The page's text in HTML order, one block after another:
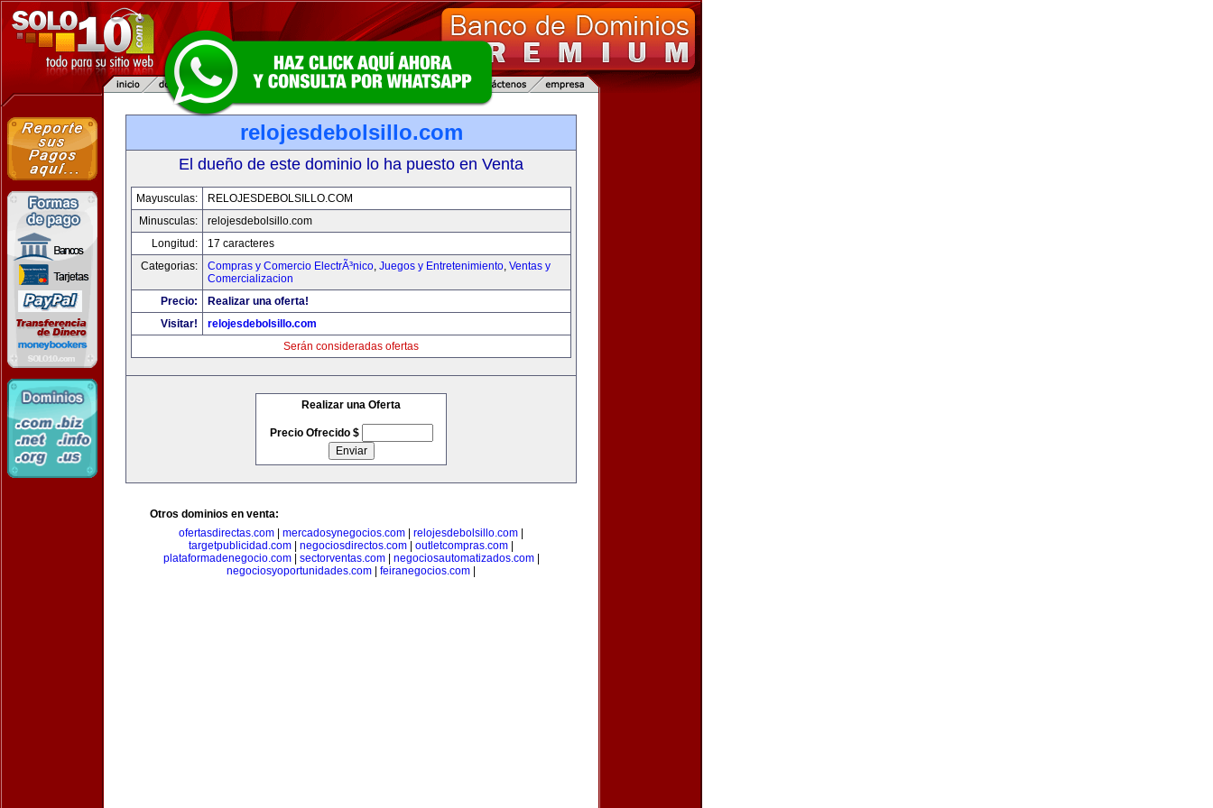
relojesdebolsillo.com
El dueño de este dominio lo ha puesto en Venta
Mayusculas:
RELOJESDEBOLSILLO.COM
Minusculas:
relojesdebolsillo.com
Longitud:
17 caracteres
Categorias:
Compras y Comercio ElectrÃ³nico, Juegos y Entretenimiento, Ventas y
Comercializacion
Precio:
Realizar una oferta!
Visitar!
relojesdebolsillo.com
Serán consideradas ofertas
Realizar una Oferta
Precio Ofrecido $
Otros dominios en venta:
ofertasdirectas.com
mercadosynegocios.com relojesdebolsillo.com
targetpublicidad.com
negociosdirectos.com outletcompras.com
plataformadenegocio.com| sectorventas.com| negociosautomatizados.com|
negociosyoportunidades.com
feiranegocios.com